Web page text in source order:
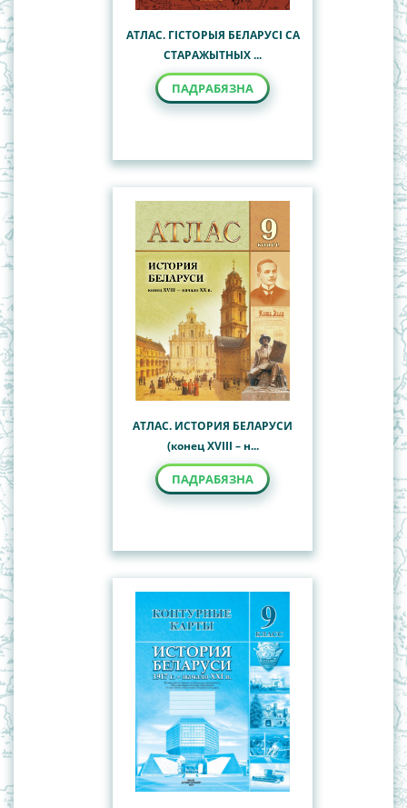
АТЛАС. ГІСТОРЫЯ БЕЛАРУСІ СА
СТАРАЖЫТНЫХ ...
ПАДРАБЯЗНА
АТЛАС. ИСТОРИЯ БЕЛАРУСИ
(конец XVIII – н...
ПАДРАБЯЗНА